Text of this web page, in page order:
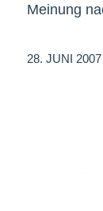
Meinung
28. JUNI 2007